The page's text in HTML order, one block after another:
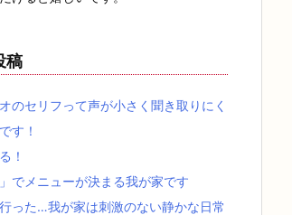
稿
のセリフって声が小さく聞き取りにく
す！
！
でメニューが決まる我が家です
った…我が家は刺激のない静かな日常